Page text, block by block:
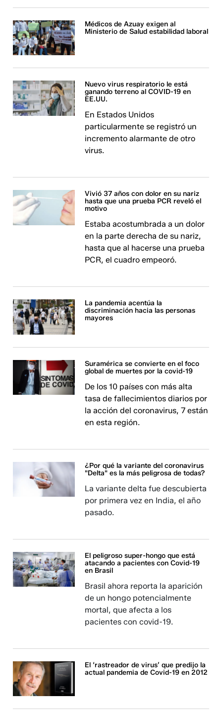
Médicos de Azuay exigen al
Ministerio de Salud estabilidad laboral
Nuevo virus respiratorio le está
ganando terreno al COVID-19 en
EE.UU.
En Estados Unidos
particularmente se registró un
incremento alarmante de otro
virus.
Vivió 37 años con dolor en su nariz
hasta que una prueba PCR reveló el
motivo
Estaba acostumbrada a un dolor
en la parte derecha de su nariz,
hasta que al hacerse una prueba
PCR, el cuadro empeoró.
La pandemia acentúa la
discriminación hacia las personas
mayores
Suramérica se convierte en el foco
global de muertes por la covid-19
De los 10 países con más alta
tasa de fallecimientos diarios por
la acción del coronavirus, 7 están
en esta región.
¿Por qué la variante del coronavirus
"Delta" es la más peligrosa de todas?
La variante delta fue descubierta
por primera vez en India, el año
pasado.
El peligroso super-hongo que está
atacando a pacientes con Covid-19
en Brasil
Brasil ahora reporta la aparición
de un hongo potencialmente
mortal, que afecta a los
pacientes con covid-19.
El ‘rastreador de virus’ que predijo la
actual pandemia de Covid-19 en 2012